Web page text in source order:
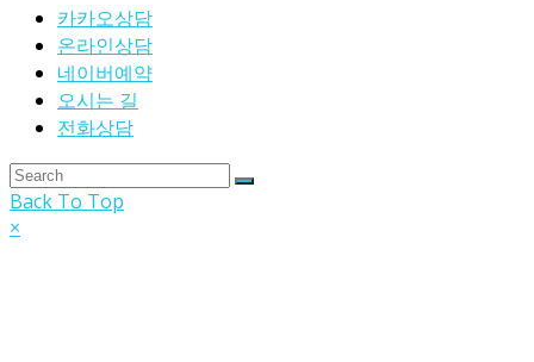
카카오상담
온라인상담
네이버예약
오시는 길
전화상담
Back To Top
×